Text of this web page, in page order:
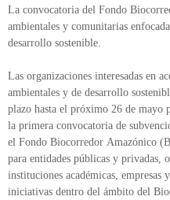
La convocatoria del Fondo
ambientales y comunitarias
desarrollo sostenible.
Las organizaciones interesadas en
ambientales y de desarrollo
plazo hasta el próximo 26 de mayo
la primera convocatoria de
el Fondo Biocorredor Amazónico
para entidades públicas y privadas,
instituciones académicas, empresas
iniciativas dentro del ámbito del